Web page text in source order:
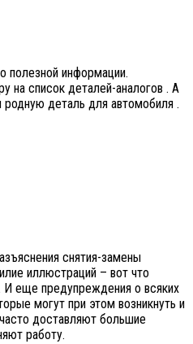
полезной информации.
на список деталей-аналогов . А
деталь для автомобиля .
снятия-замены
иллюстраций – вот что
И еще предупреждения о всяких
могут при этом возникнуть и
доставляют большие
работу.